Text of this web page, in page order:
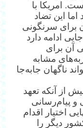
امریکا با
این تضاد
برای سرنگونی
ادامه دارد
آن برای
مشابه
ناگهان جابه‌جا
از آنکه تعهد
و پیام‌رسانی
اختیار اقدام
دیگر را